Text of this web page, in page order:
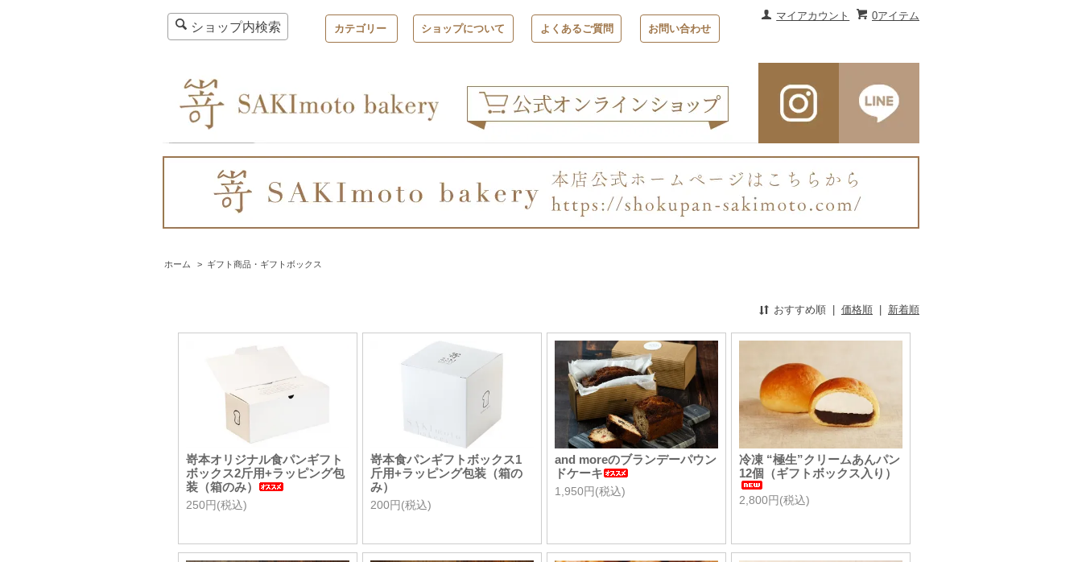
0アイテム
マイアカウント
ショップ内検索 カテゴリー ショップについて よくあるご質問 お問い合わせ
ホーム > ギフト商品・ギフトボックス
おすすめ順 価格順 新着順
嵜本オリジナル食パンギフト
ボックス2斤用+ラッピング包
装（箱のみ）
250円(税込)
嵜本食パンギフトボックス1
斤用+ラッピング包装（箱の
み）
200円(税込)
and moreのブランデーパウン
ドケーキ
1,950円(税込)
冷凍 “極生”クリームあんパン
12個（ギフトボックス入り）
2,800円(税込)